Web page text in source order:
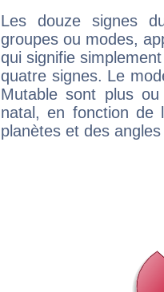
Les douze signes
groupes ou modes,
qui signifie
quatre signes. Le
Mutable sont plus
natal, en fonction de
planètes et des